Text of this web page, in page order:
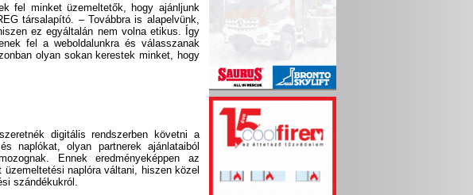
fel minket üzemeltetők, hogy ajánljunk
társalapító. – Továbbra is alapelvünk,
ez egyáltalán nem volna etikus. Így
fel a weboldalunkra és válasszanak
olyan sokan kerestek minket, hogy
digitális rendszerben követni a
naplókat, olyan partnerek ajánlataiból
Ennek eredményeképpen az
naplóra váltani, hiszen közel
szándékukról.